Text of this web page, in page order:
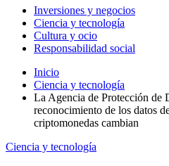
Inversiones y negocios
Ciencia y tecnología
Cultura y ocio
Responsabilidad social
Inicio
Ciencia y tecnología
La Agencia de Protección de
reconocimiento de los datos
criptomonedas cambian
Ciencia y tecnología